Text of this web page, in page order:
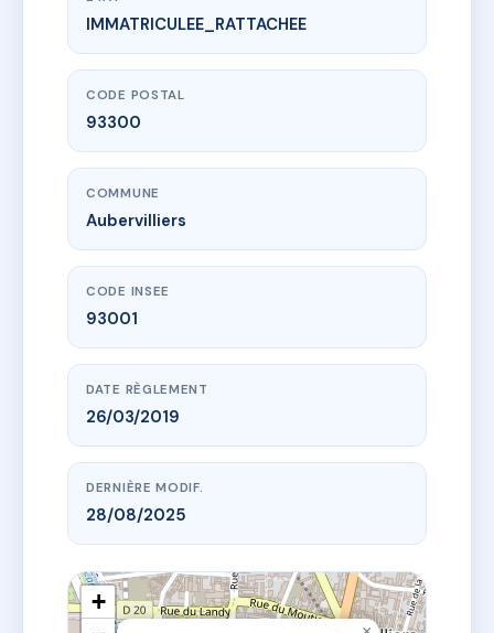
www.vme.plus/AE9747254
METROPOLITAN
33 r du goulet93300 Aubervilliers
IMMATRICULEE_RATTACHEE
CODE POSTAL
93300
COMMUNE
Aubervilliers
CODE INSEE
93001
DATE RÈGLEMENT
26/03/2019
DERNIÈRE MODIF.
28/08/2025
+